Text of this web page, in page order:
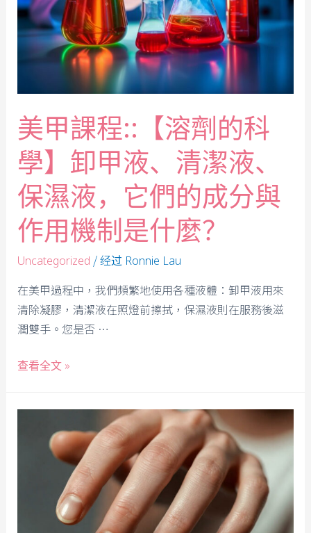
美甲課程::【溶劑的科
學】卸甲液、清潔液、
保濕液，它們的成分與
作用機制是什麼？
Uncategorized / 经过 Ronnie Lau
在美甲過程中，我們頻繁地使用各種液體：卸甲液用來
清除凝膠，清潔液在照燈前擦拭，保濕液則在服務後滋
潤雙手。您是否 …
查看全文 »